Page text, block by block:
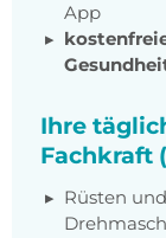
App
Ihre
Fachkraft
Rüsten